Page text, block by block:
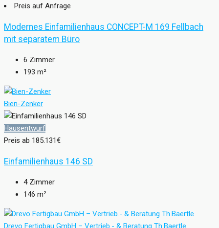
Preis auf Anfrage
Modernes Einfamilienhaus CONCEPT-M 169 Fellbach
mit separatem Büro
6 Zimmer
193 m²
Bien-Zenker
Hausentwurf
Preis ab 185.131€
Einfamilienhaus 146 SD
4 Zimmer
146 m²
Drevo Fertigbau GmbH – Vertrieb.- & Beratung Th.Baertle